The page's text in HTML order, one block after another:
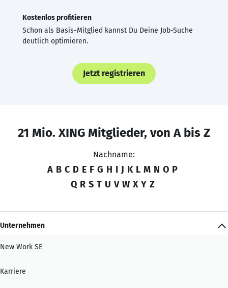
Kostenlos profitieren
Schon als Basis-Mitglied kannst Du Deine Job-Suche
deutlich optimieren.
Jetzt registrieren
21 Mio. XING Mitglieder, von A bis Z
Nachname:
A B C D E F G H I J K L M N O P
Q R S T U V W X Y Z
Unternehmen
New Work SE
Karriere